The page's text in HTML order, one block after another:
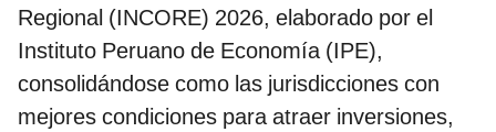
Regional (INCORE) 2026, elaborado por el
Instituto Peruano de Economía (IPE),
consolidándose como las jurisdicciones con
mejores condiciones para atraer inversiones,